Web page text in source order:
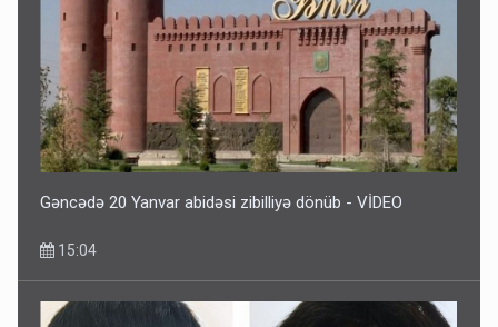
Gəncədə 20 Yanvar abidəsi zibilliyə dönüb - VİDEO
15:04